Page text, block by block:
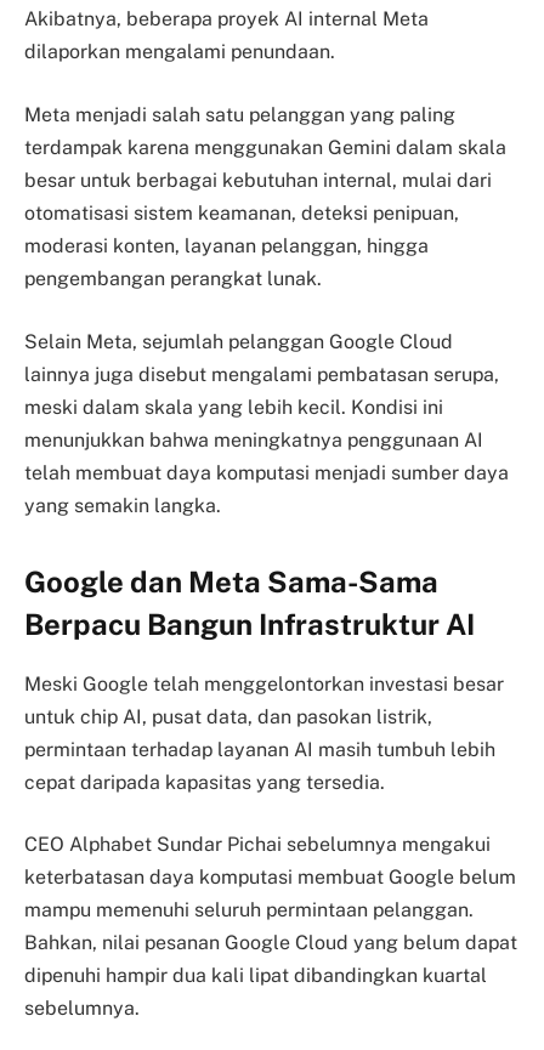
Akibatnya, beberapa proyek AI internal Meta
dilaporkan mengalami penundaan.
Meta menjadi salah satu pelanggan yang paling
terdampak karena menggunakan Gemini dalam skala
besar untuk berbagai kebutuhan internal, mulai dari
otomatisasi sistem keamanan, deteksi penipuan,
moderasi konten, layanan pelanggan, hingga
pengembangan perangkat lunak.
Selain Meta, sejumlah pelanggan Google Cloud
lainnya juga disebut mengalami pembatasan serupa,
meski dalam skala yang lebih kecil. Kondisi ini
menunjukkan bahwa meningkatnya penggunaan AI
telah membuat daya komputasi menjadi sumber daya
yang semakin langka.
Google dan Meta Sama-Sama
Berpacu Bangun Infrastruktur AI
Meski Google telah menggelontorkan investasi besar
untuk chip AI, pusat data, dan pasokan listrik,
permintaan terhadap layanan AI masih tumbuh lebih
cepat daripada kapasitas yang tersedia.
CEO Alphabet Sundar Pichai sebelumnya mengakui
keterbatasan daya komputasi membuat Google belum
mampu memenuhi seluruh permintaan pelanggan.
Bahkan, nilai pesanan Google Cloud yang belum dapat
dipenuhi hampir dua kali lipat dibandingkan kuartal
sebelumnya.